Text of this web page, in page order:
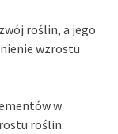
roślin, a jego
wzrostu
w
roślin.